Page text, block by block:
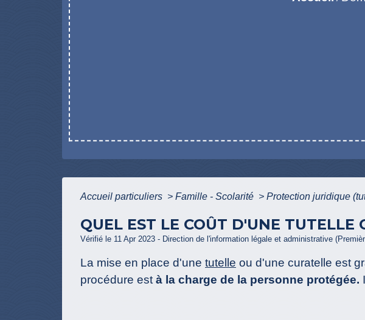
Accueil particuliers > Famille - Scolarité > Protection juridique
QUEL EST LE COÛT D'UNE TUTELLE
Vérifié le 11 Apr 2023 - Direction de l'information légale et administrative
La mise en place d'une tutelle ou d'une curatelle est
procédure està la charge de la personne protégée.